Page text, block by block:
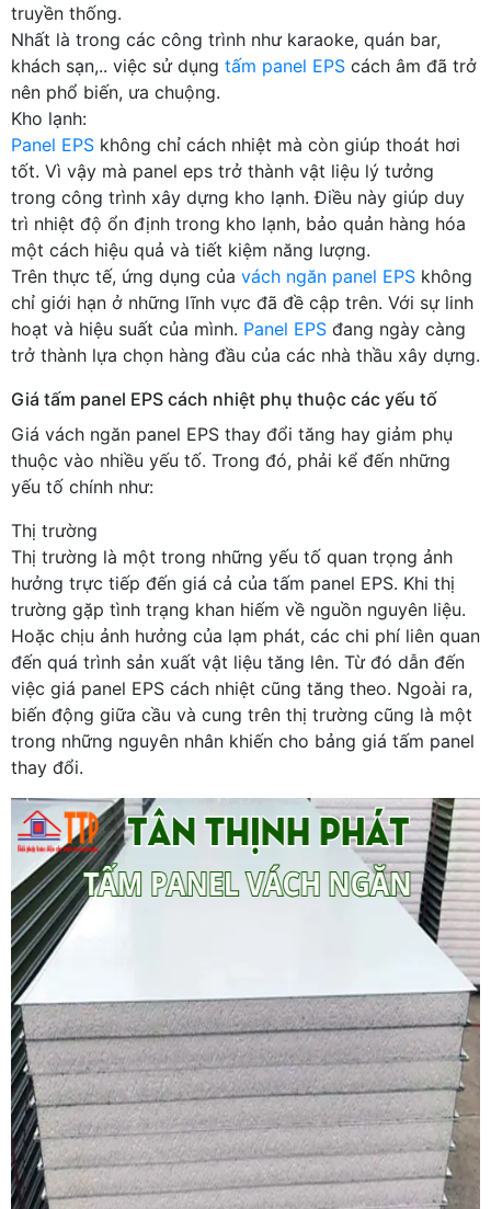
truyền thống.
Nhất là trong các công trình như karaoke, quán bar,
khách sạn,.. việc sử dụng tấm panel EPS cách âm đã trở
nên phổ biến, ưa chuộng.
Kho lạnh:
Panel EPS không chỉ cách nhiệt mà còn giúp thoát hơi
tốt. Vì vậy mà panel eps trở thành vật liệu lý tưởng
trong công trình xây dựng kho lạnh. Điều này giúp duy
trì nhiệt độ ổn định trong kho lạnh, bảo quản hàng hóa
một cách hiệu quả và tiết kiệm năng lượng.
Trên thực tế, ứng dụng của vách ngăn panel EPS không
chỉ giới hạn ở những lĩnh vực đã đề cập trên. Với sự linh
hoạt và hiệu suất của mình. Panel EPS đang ngày càng
trở thành lựa chọn hàng đầu của các nhà thầu xây dựng.
Giá tấm panel EPS cách nhiệt phụ thuộc các yếu tố
Giá vách ngăn panel EPS thay đổi tăng hay giảm phụ
thuộc vào nhiều yếu tố. Trong đó, phải kể đến những
yếu tố chính như:
Thị trường
Thị trường là một trong những yếu tố quan trọng ảnh
hưởng trực tiếp đến giá cả của tấm panel EPS. Khi thị
trường gặp tình trạng khan hiếm về nguồn nguyên liệu.
Hoặc chịu ảnh hưởng của lạm phát, các chi phí liên quan
đến quá trình sản xuất vật liệu tăng lên. Từ đó dẫn đến
việc giá panel EPS cách nhiệt cũng tăng theo. Ngoài ra,
biến động giữa cầu và cung trên thị trường cũng là một
trong những nguyên nhân khiến cho bảng giá tấm panel
thay đổi.